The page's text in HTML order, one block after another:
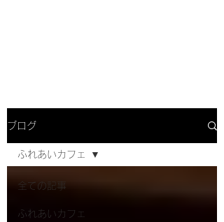
ブログ
全ての記事
ふれあいカフェ
ふれあいカフェ